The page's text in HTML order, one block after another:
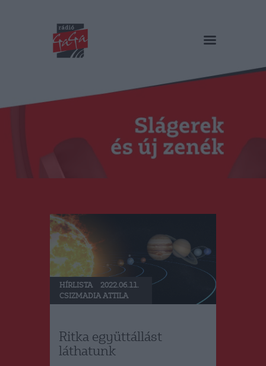
RÁDIÓ GAGA
Műsorok
Duma Duba
Podcast és videók
Stáb
Kapcsolat
RO
HÍRLISTA
2022.06.11.
CSIZMADIA ATTILA
Ritka együttállást
láthatunk